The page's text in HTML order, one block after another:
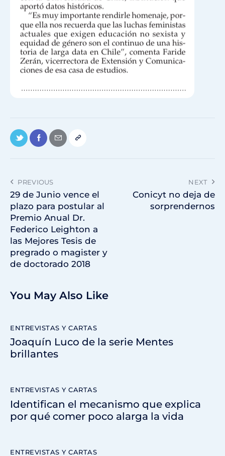
PREVIOUS
29 de Junio vence el
plazo para postular al
Premio Anual Dr.
Federico Leighton a
las Mejores Tesis de
pregrado o magister y
de doctorado 2018
NEXT
Conicyt no deja de
sorprendernos
You May Also Like
ENTREVISTAS Y CARTAS
Joaquín Luco de la serie Mentes
brillantes
ENTREVISTAS Y CARTAS
Identifican el mecanismo que explica
por qué comer poco alarga la vida
ENTREVISTAS Y CARTAS